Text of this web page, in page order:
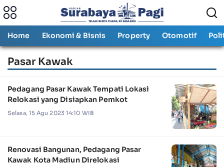
Home Ekonomi & Bisnis Property Otomotif
Pasar Kawak
Pedagang Pasar Kawak Tempati Lokasi
Relokasi yang Disiapkan Pemkot
Selasa, 15 Agu 2023 14:10 WIB
Renovasi Bangunan, Pedagang Pasar
Kawak Kota Madiun Direlokasi